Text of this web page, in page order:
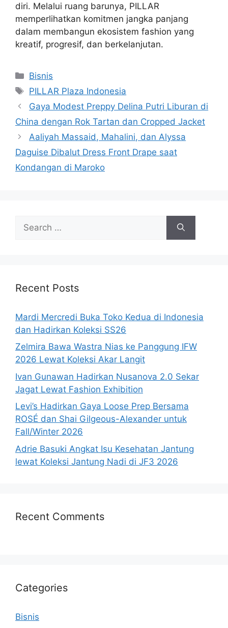
diri. Melalui ruang barunya, PILLAR
memperlihatkan komitmen jangka panjang
dalam membangun ekosistem fashion yang
kreatif, progresif, dan berkelanjutan.
Categories
Bisnis
Tags
PILLAR Plaza Indonesia
Gaya Modest Preppy Delina Putri Liburan di
China dengan Rok Tartan dan Cropped Jacket
Aaliyah Massaid, Mahalini, dan Alyssa
Daguise Dibalut Dress Front Drape saat
Kondangan di Maroko
for:
Recent Posts
Mardi Mercredi Buka Toko Kedua di Indonesia
dan Hadirkan Koleksi SS26
Zelmira Bawa Wastra Nias ke Panggung IFW
2026 Lewat Koleksi Akar Langit
Ivan Gunawan Hadirkan Nusanova 2.0 Sekar
Jagat Lewat Fashion Exhibition
Levi’s Hadirkan Gaya Loose Prep Bersama
ROSÉ dan Shai Gilgeous-Alexander untuk
Fall/Winter 2026
Adrie Basuki Angkat Isu Kesehatan Jantung
lewat Koleksi Jantung Nadi di JF3 2026
Recent Comments
Categories
Bisnis